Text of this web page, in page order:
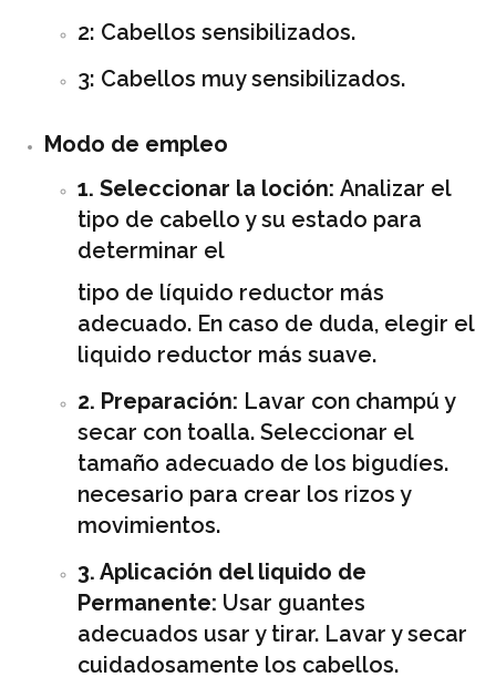
2: Cabellos sensibilizados.
3: Cabellos muy sensibilizados.
Modo de empleo
1. Seleccionar la loción: Analizar el
tipo de cabello y su estado para
determinar el
tipo de líquido reductor más
adecuado. En caso de duda, elegir el
liquido reductor más suave.
2. Preparación: Lavar con champú y
secar con toalla. Seleccionar el
tamaño adecuado de los bigudíes.
necesario para crear los rizos y
movimientos.
3. Aplicación del liquido de
Permanente: Usar guantes
adecuados usar y tirar. Lavar y secar
cuidadosamente los cabellos.